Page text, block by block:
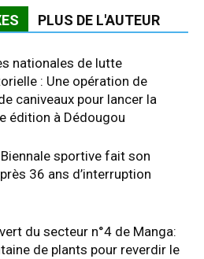
PLUS DE L'AUTEUR
nationales de lutte
: Une opération de
caniveaux pour lancer la
édition à Dédougou
sportive fait son
36 ans d’interruption
du secteur n°4 de Manga:
de plants pour reverdir le